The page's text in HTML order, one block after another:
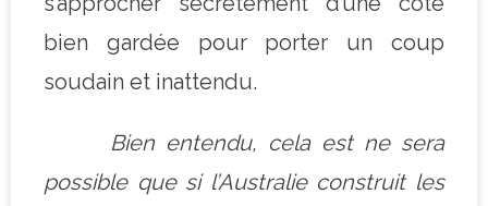
bien gardée pour porter un coup
soudain et inattendu.
Bien entendu, cela est ne sera
possible que si l’Australie construit les